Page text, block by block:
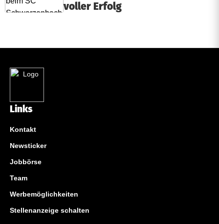
voller Erfolg
Links
Kontakt
Newsticker
Jobbörse
Team
Werbemöglichkeiten
Stellenanzeige schalten